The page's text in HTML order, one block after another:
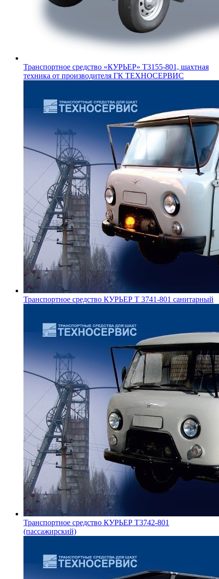
Транспортное средство «КУРЬЕР» Т3155-801, шахтная
техника от производителя ГК ТЕХНОСЕРВИС
Транспортное средство КУРЬЕР Т 3741-801 санитарный
Транспортное средство КУРЬЕР Т3742-801
(пассажирский)